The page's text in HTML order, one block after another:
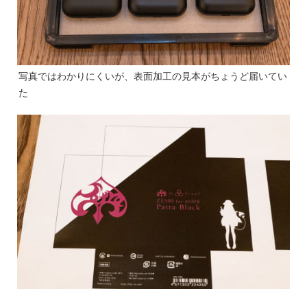
写真ではわかりにくいが、表面加工の見本がちょうど届いてい
た